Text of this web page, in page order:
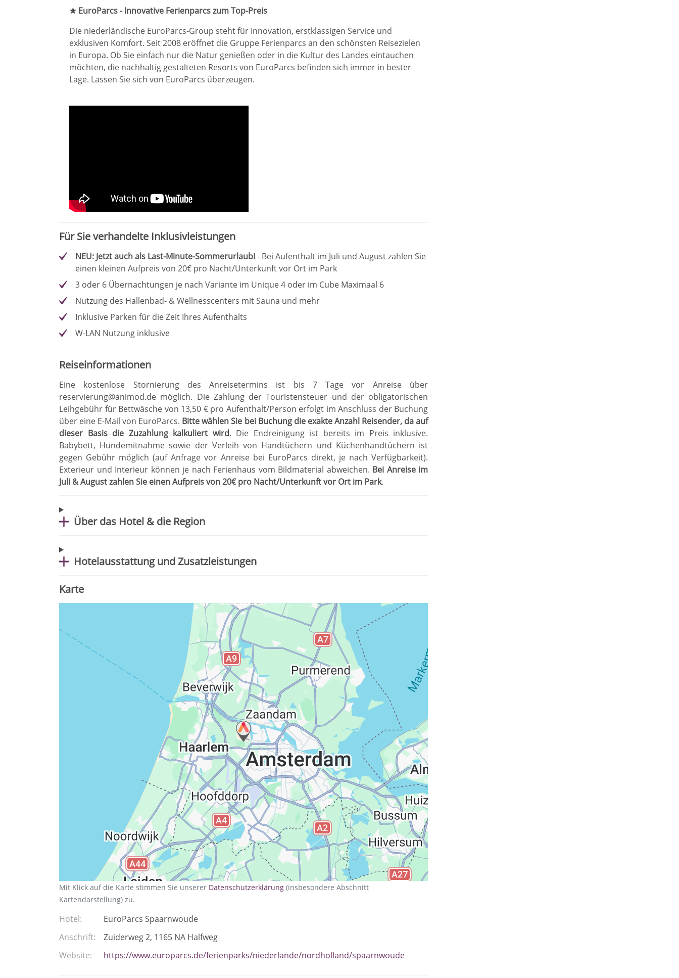
★ EuroParcs - Innovative Ferienparcs zum Top-Preis
Die niederländische EuroParcs-Group steht für Innovation, erstklassigen Service und
exklusiven Komfort. Seit 2008 eröffnet die Gruppe Ferienparcs an den schönsten Reisezielen
in Europa. Ob Sie einfach nur die Natur genießen oder in die Kultur des Landes eintauchen
möchten, die nachhaltig gestalteten Resorts von EuroParcs befinden sich immer in bester
Lage. Lassen Sie sich von EuroParcs überzeugen.
Für Sie verhandelte Inklusivleistungen
NEU: Jetzt auch als Last-Minute-Sommerurlaub!- Bei Aufenthalt im Juli und August zahlen Sie
einen kleinen Aufpreis von 20€ pro Nacht/Unterkunft vor Ort im Park
3 oder 6 Übernachtungen je nach Variante im Unique 4 oder im Cube Maximaal 6
Nutzung des Hallenbad- & Wellnesscenters mit Sauna und mehr
Inklusive Parken für die Zeit Ihres Aufenthalts
W-LAN Nutzung inklusive
Reiseinformationen
Eine kostenlose Stornierung des Anreisetermins ist bis 7 Tage vor Anreise über
reservierung@animod.de möglich. Die Zahlung der Touristensteuer und der obligatorischen
Leihgebühr für Bettwäsche von 13,50 € pro Aufenthalt/Person erfolgt im Anschluss der Buchung
über eine E-Mail von EuroParcs. Bitte wählen Sie bei Buchung die exakte Anzahl Reisender, da auf
dieser Basis die Zuzahlung kalkuliert wird. Die Endreinigung ist bereits im Preis inklusive.
Babybett, Hundemitnahme sowie der Verleih von Handtüchern und Küchenhandtüchern ist
gegen Gebühr möglich (auf Anfrage vor Anreise bei EuroParcs direkt, je nach Verfügbarkeit).
Exterieur und Interieur können je nach Ferienhaus vom Bildmaterial abweichen. Bei Anreise im
Juli & August zahlen Sie einen Aufpreis von 20€ pro Nacht/Unterkunft vor Ort im Park.
Über das Hotel & die Region
Hotelausstattung und Zusatzleistungen
Karte
Datenschutzerklärung
Mit Klick auf die Karte stimmen Sie unserer Datenschutzerklärung (insbesondere Abschnitt
Kartendarstellung) zu.
Hotel
EuroParcs Spaarnwoude
Anschrift
Zuiderweg 2 1165 NA Halfweg
Website
https://www.europarcs.de/ferienparks/niederlande/nordholland/spaarnwoude